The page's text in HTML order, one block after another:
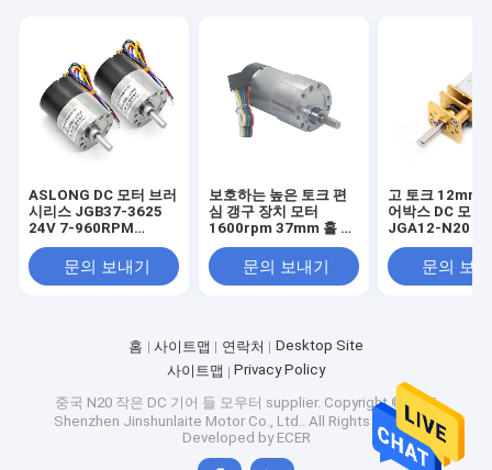
ASLONG DC 모터 브러
시리스 JGB37-3625
24V 7-960RPM
37mm 3625 DC 기어
모터 고토크 저속 브러
시리스 DC 모터
문의 보내기
보호하는 높은 토크 편
심 갱구 장치 모터
1600rpm 37mm 홀 인
코더 모자
문의 보내기
고 토크 12mm
어박스 DC 모터
JGA12-N20
크로 DC 기어
문의 보
홈 사이트맵 연락처
Desktop Site
사이트맵
Privacy Policy
중국 N20 작은 DC 기어 들 모우터 supplier. Copyright © 2026
Shenzhen Jinshunlaite Motor Co., Ltd.. All Rights Reserved.
Developed by ECER